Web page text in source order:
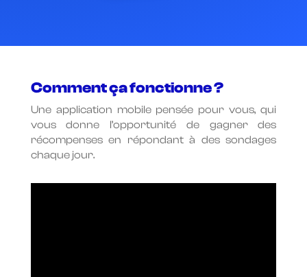
Comment ça fonctionne ?
Une application mobile pensée pour vous, qui
vous donne l’opportunité de gagner des
récompenses en répondant à des sondages
chaque jour.